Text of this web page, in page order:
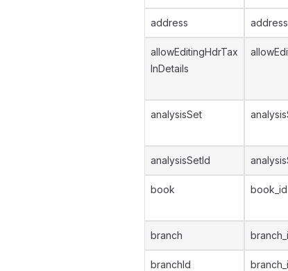
address address
allowEditingHdrTax
InDetails
analysisSet
analysisSetId
book book_id
branch
branchId